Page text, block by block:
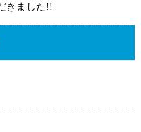
きました!!